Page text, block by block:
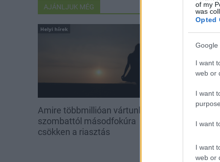
of my
was
Opted
Google
I want
web or
I want
I want
I want
web or
AJÁNLJUK MÉG
Helyi hírek
Amire többmillióan vártunk:
szombattól másodfokúra
csökken a riasztás
A hőségben is
növényzetet